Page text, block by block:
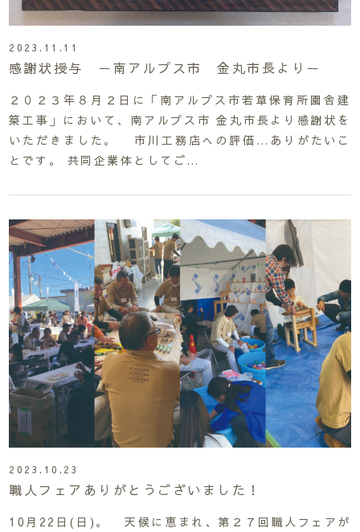
2023.11.11
感謝状授与 －南アルプス市 金丸市長より－
２０２３年８月２日に「南アルプス市若草保育所園舎建
築工事」において、南アルプス市 金丸市長より感謝状を
いただきました。 市川工務店への評価…ありがたいこ
とです。 共同企業体としてご…
2023.10.23
職人フェアありがとうございました！
10月22日(日)。 天候に恵まれ、第２７回職人フェアが